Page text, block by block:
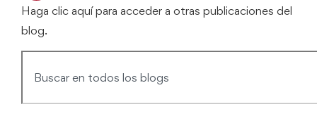
Haga clic aquí para acceder a otras publicaciones del
blog.